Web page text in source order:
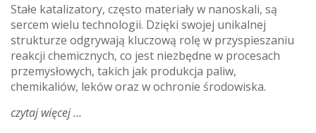
Stałe katalizatory, często materiały w nanoskali, są
sercem wielu technologii. Dzięki swojej unikalnej
strukturze odgrywają kluczową rolę w przyspieszaniu
reakcji chemicznych, co jest niezbędne w procesach
przemysłowych, takich jak produkcja paliw,
chemikaliów, leków oraz w ochronie środowiska.
czytaj więcejo